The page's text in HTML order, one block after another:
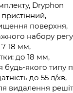
Dryphon
поверхня,
набору
18 мм,
до 18 мм,
будь-якого типу
до 55 л/хв,
видалення